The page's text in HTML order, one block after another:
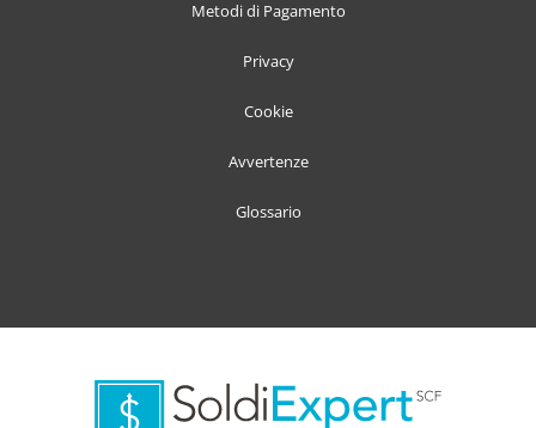
Metodi di Pagamento
Privacy
Cookie
Avvertenze
Glossario